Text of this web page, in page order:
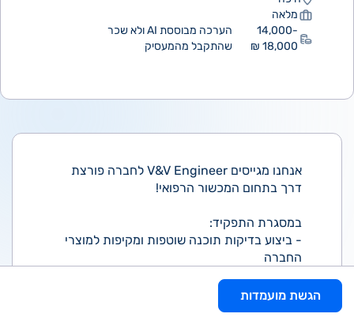
מלאה
14,000-
18,000 ₪
הערכה מבוססת AI ולא שכר
שהתקבל מהמעסיק
אנחנו מגייסים V&V Engineer לחברה פורצת
דרך בתחום המכשור הרפואי!
במסגרת התפקיד:
- ביצוע בדיקות תוכנה שוטפות ומקיפות למוצרי
החברה
היכרות עם נהלים ומסמכי עבודה ועדכונם בעת
הצורך
הגשת מועמדות